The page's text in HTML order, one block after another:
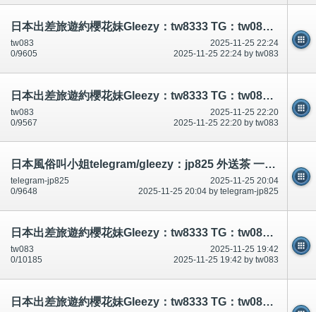
日本出差旅遊約櫻花妹Gleezy：tw8333 TG：tw083 可選擇女生：https://t.me/tw0833
2025-11-25 22:24
tw083
2025-11-25 22:24 by tw083
0/9605
日本出差旅遊約櫻花妹Gleezy：tw8333 TG：tw083 可選擇女生：https://t.me/tw0833
2025-11-25 22:20
tw083
2025-11-25 22:20 by tw083
0/9567
日本風俗叫小姐telegram/gleezy：jp825 外送茶 一夜情 看照頻道：t.me/Tokyo537531
2025-11-25 20:04
telegram-jp825
2025-11-25 20:04 by telegram-jp825
0/9648
日本出差旅遊約櫻花妹Gleezy：tw8333 TG：tw083 可選擇女生：https://t.me/tw0833
2025-11-25 19:42
tw083
2025-11-25 19:42 by tw083
0/10185
日本出差旅遊約櫻花妹Gleezy：tw8333 TG：tw083 可選擇女生：https://t.me/tw0833